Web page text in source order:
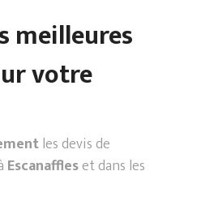
meilleures
votre
les devis de
Escanaffleset dans les